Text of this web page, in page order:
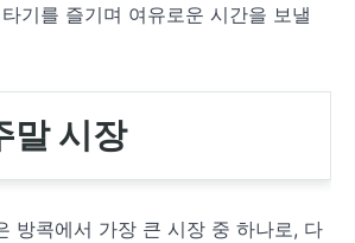
기를 즐기며 여유로운 시간을 보낼
말 시장
방콕에서 가장 큰 시장 중 하나로, 다